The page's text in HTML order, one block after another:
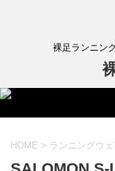
裸足ランニン
HOME > ランニングウ